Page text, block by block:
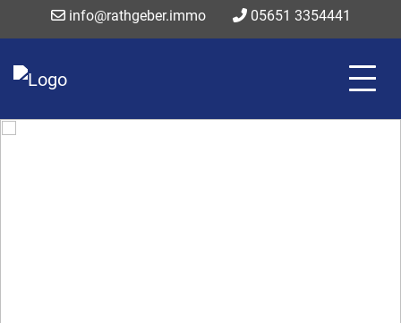
info@rathgeber.immo 05651 3354441